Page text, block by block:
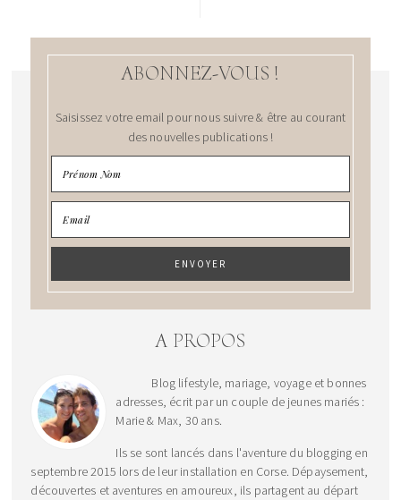
ABONNEZ-VOUS !
Saisissez votre email pour nous suivre & être au courant
des nouvelles publications !
A PROPOS
Blog lifestyle, mariage, voyage et bonnes
adresses, écrit par un couple de jeunes mariés :
Marie & Max, 30 ans.
Ils se sont lancés dans l'aventure du blogging en
septembre 2015 lors de leur installation en Corse. Dépaysement,
découvertes et aventures en amoureux, ils partagent au départ